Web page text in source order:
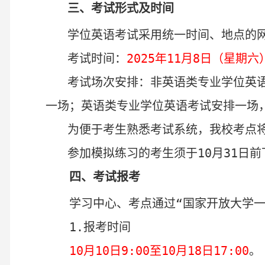
三、考试形式及时间
学位英语考试采用统一时间、地点的
考试时间 ： 2025年11月 8 日（星期六
考试场次安排： 非英语类专业学位英
一场； 英语类专业学位英语考试安排一场
为便于考生熟悉考试系统， 我校考点
参加模拟练习的考生须于10月 31 日
四、考试报考
学习中心、考点通过“国家开放大学
1.报考时间
10月 10 日 9:00至10月 18 日 17 :00。